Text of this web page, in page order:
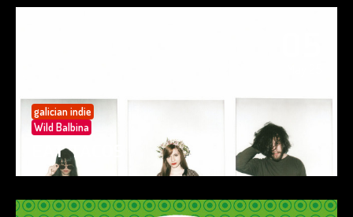
galician indie
Wild Balbina
EAT TACOS